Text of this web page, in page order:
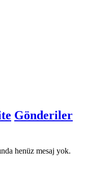
Gönderiler
henüz mesaj yok.